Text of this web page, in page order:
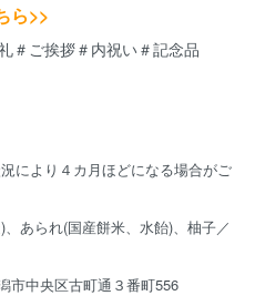
ら>>
＃ご挨拶＃内祝い＃記念品
により４カ月ほどになる場合がご
、あられ(国産餅米、水飴)、柚子／
市中央区古町通３番町556